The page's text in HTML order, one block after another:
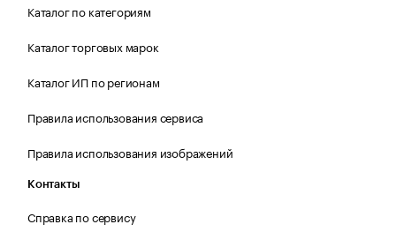
Каталог по категориям
Каталог торговых марок
Каталог ИП по регионам
Правила использования сервиса
Правила использования изображений
Контакты
Справка по сервису